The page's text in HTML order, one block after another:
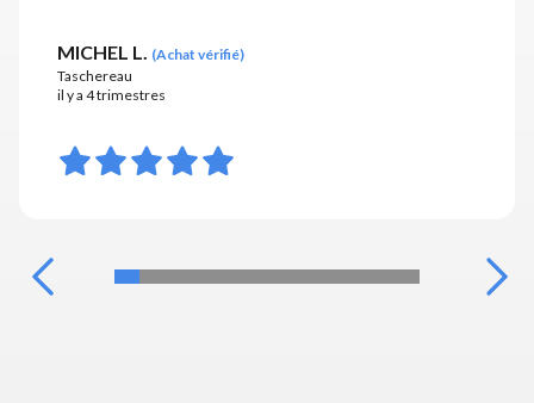
MICHEL L. (Achat vérifié)
Taschereau
il y a 4 trimestres